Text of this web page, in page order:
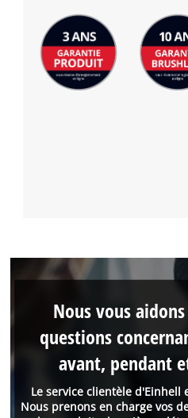
Le service clientèle
Nous prenons en charge vos
Nous vous
questions
avant, pendant